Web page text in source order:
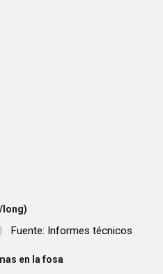
long)
| Fuente: Informes técnicos
en la fosa